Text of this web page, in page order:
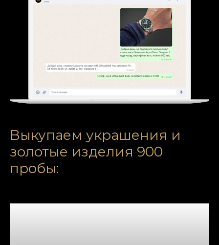
Выкупаем украшения и
золотые изделия 900
пробы: